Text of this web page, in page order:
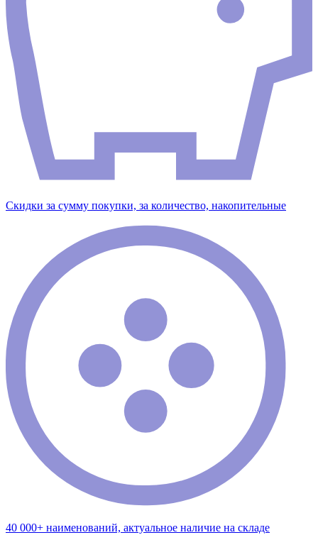
Скидки за сумму покупки, за количество, накопительные
40 000+ наименований, актуальное наличие на складе